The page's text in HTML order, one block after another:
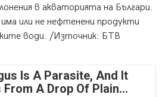
в акваторията на Българи.
или не нефтенени продукти
води. /Източник: БТВ
Is A Parasite, And It
From A Drop Of Plain...